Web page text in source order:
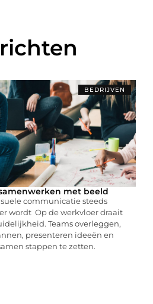
BEDRIJVEN
met beeld
communicatie steeds
wordt Op de werkvloer draait
Teams overleggen,
presenteren ideeën en
stappen te zetten.